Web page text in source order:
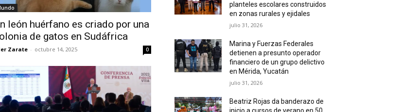
león huérfano es criado por una
de gatos en Sudáfrica
Zarate - octubre 14, 2025 0
planteles escolares construidos
en zonas rurales y ejidales
julio 31, 2026
Marina y Fuerzas Federales
detienen a presunto operador
financiero de un grupo delictivo
en Mérida, Yucatán
julio 31, 2026
Beatriz Rojas da banderazo de